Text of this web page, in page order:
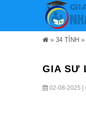
» 34 TỈNH »
GIA SƯ
02-08-2025 |